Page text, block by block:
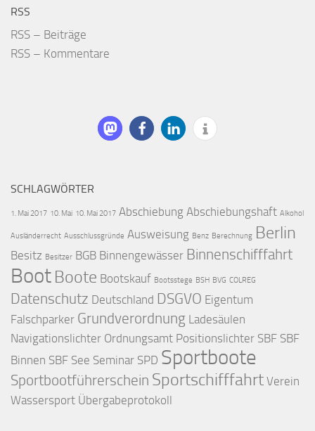
RSS
RSS – Beiträge
RSS – Kommentare
SCHLAGWÖRTER
1. Mai 2017 10. Mai 10. Mai 2017 Abschiebung Abschiebungshaft Alkohol
Ausländerrecht Ausschlussgründe Ausweisung Benz Berechnung Berlin
Besitz Besitzer BGB Binnengewässer Binnenschifffahrt
Boot Boote Bootskauf Bootsstege BSH BVG COLREG
Datenschutz Deutschland DSGVO Eigentum
Falschparker Grundverordnung Ladesäulen
Navigationslichter Ordnungsamt Positionslichter SBF SBF
Binnen SBF See Seminar SPD Sportboote
Sportbootführerschein Sportschifffahrt Verein
Wassersport Übergabeprotokoll